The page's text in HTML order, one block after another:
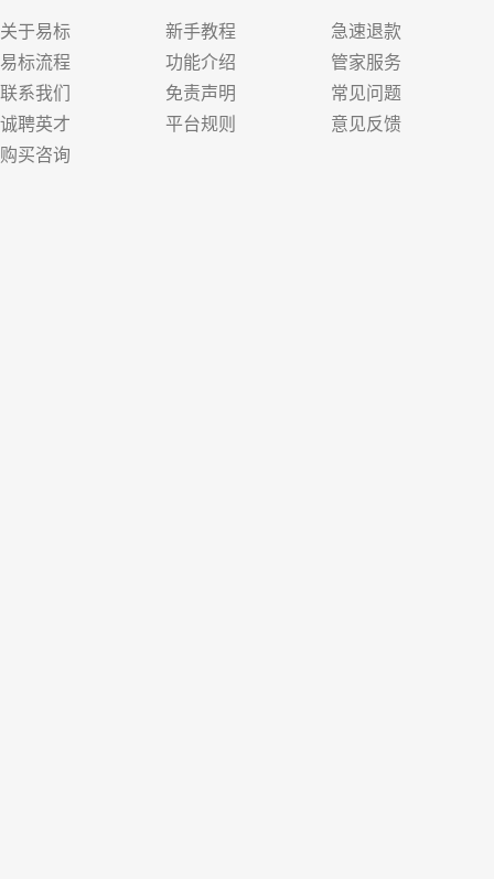
关于易标
易标流程
联系我们
诚聘英才
购买咨询
新手教程
功能介绍
免责声明
平台规则
急速退款
管家服务
常见问题
意见反馈